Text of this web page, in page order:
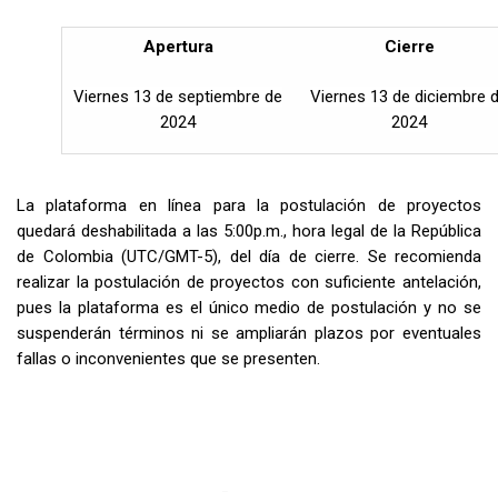
Apertura Cierre
Viernes 13 de septiembre de
2024
Viernes 13 de diciembre
2024
La plataforma en línea para la postulación de proyectos
quedará deshabilitada a las 5:00p.m., hora legal de la República
de Colombia (UTC/GMT-5), del día de cierre. Se recomienda
realizar la postulación de proyectos con suficiente antelación,
pues la plataforma es el único medio de postulación y no se
suspenderán términos ni se ampliarán plazos por eventuales
fallas o inconvenientes que se presenten.